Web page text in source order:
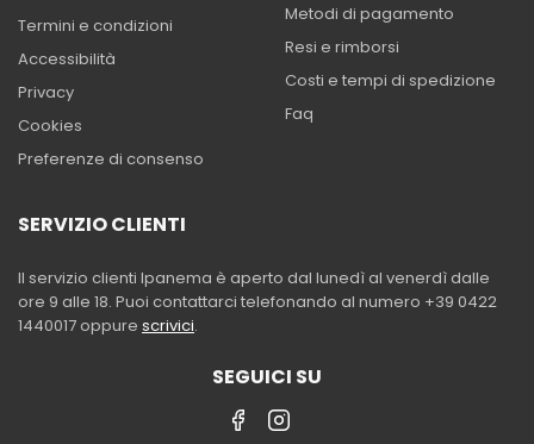
Termini e condizioni
Accessibilità
Privacy
Cookies
Preferenze di consenso
Metodi di pagamento
Resi e rimborsi
Costi e tempi di spedizione
Faq
SERVIZIO CLIENTI
Il servizio clienti Ipanema è aperto dal lunedì al venerdì dalle
ore 9 alle 18. Puoi contattarci telefonando al numero +39 0422
1440017 oppure scrivici.
SEGUICI SU